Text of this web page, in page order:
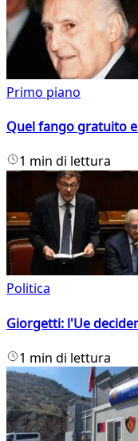
Primo piano
Quel fango gratuito
1 min di lettura
Politica
Giorgetti: l'Ue
1 min di lettura